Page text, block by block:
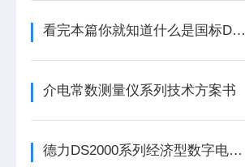
看完本篇你就知道什么是国标DTMB信号发生器了
介电常数测量仪系列技术方案书
德力DS2000系列经济型数字电视测试仪